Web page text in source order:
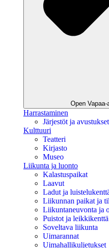
Open
Harrastaminen
Järjestöt ja avustukset
Kulttuuri
Teatteri
Kirjasto
Museo
Liikunta ja luonto
Kalastuspaikat
Laavut
Ladut ja
Liikunnan paikat ja
Liikuntaneuvonta ja
Puistot ja leikkikenttä
Soveltava liikunta
Uimarannat
Uimahallikuljetukset